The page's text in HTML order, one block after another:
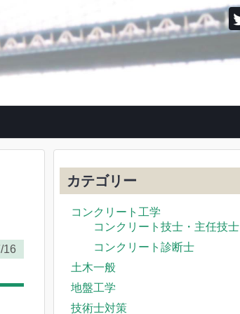
16
カテゴリー
コンクリート工学
コンクリート技士・主任技士
コンクリート診断士
土木一般
地盤工学
技術士対策